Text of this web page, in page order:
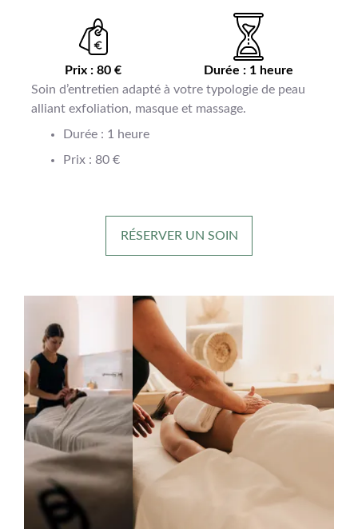
Prix : 80 €
Durée : 1 heure
Soin d’entretien adapté à votre typologie de peau
alliant exfoliation, masque et massage.
Durée : 1 heure
Prix : 80 €
RÉSERVER UN SOIN